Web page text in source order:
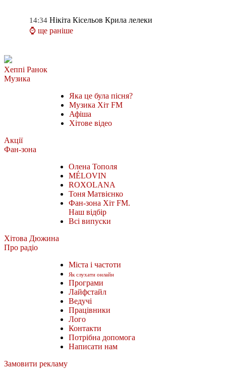
14:34 Нікіта Кісельов Крила лелеки
⌚ ще раніше
Хеппі Ранок
Музика
Яка це була пісня?
Музика Хіт FM
Афіша
Хітове відео
Акції
Фан-зона
Олена Тополя
MÉLOVIN
ROXOLANA
Тоня Матвієнко
Фан-зона Хіт FM.
Наш відбір
Всі випуски
Хітова Дюжина
Про радіо
Міста і частоти
Як слухати онлайн
Програми
Лайфстайл
Ведучі
Працівники
Лого
Контакти
Потрібна допомога
Написати нам
Замовити рекламу